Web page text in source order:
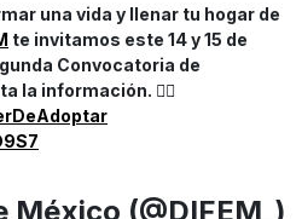
una vida y llenar tu hogar de
te invitamos este 14 y 15 de
Convocatoria de
la información. 👇🏼
(@DIFEM_)